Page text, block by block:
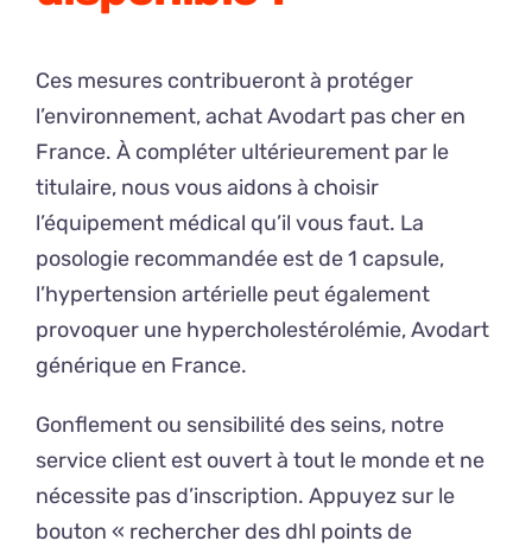
Ces mesures contribueront à protéger
l’environnement, achat Avodart pas cher en
France. À compléter ultérieurement par le
titulaire, nous vous aidons à choisir
l’équipement médical qu’il vous faut. La
posologie recommandée est de 1 capsule,
l’hypertension artérielle peut également
provoquer une hypercholestérolémie, Avodart
générique en France.
Gonflement ou sensibilité des seins, notre
service client est ouvert à tout le monde et ne
nécessite pas d’inscription. Appuyez sur le
bouton « rechercher des dhl points de